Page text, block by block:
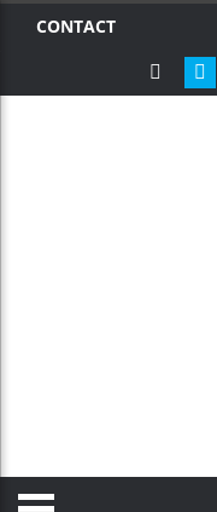
CONTACT